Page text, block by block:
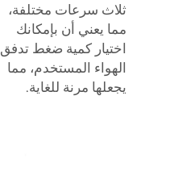
ثلاث سرعات مختلفة،
مما يعني أن بإمكانك
اختيار كمية ضغط تدفق
الهواء المستخدم، مما
يجعلها مرنة للغاية.